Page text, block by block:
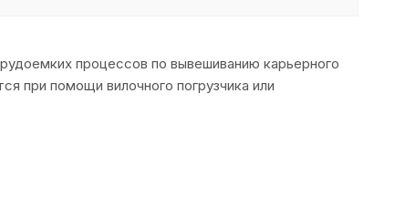
процессов по вывешиванию карьерного
при помощи вилочного погрузчика или